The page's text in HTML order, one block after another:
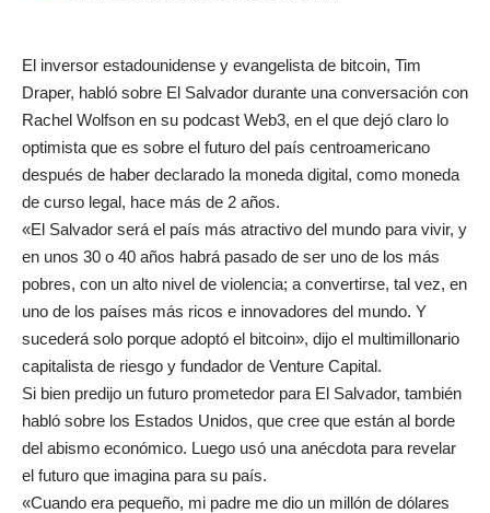
El inversor estadounidense y evangelista de bitcoin, Tim
Draper, habló sobre El Salvador durante una conversación con
Rachel Wolfson en su podcast Web3, en el que dejó claro lo
optimista que es sobre el futuro del país centroamericano
después de haber declarado la moneda digital, como moneda
de curso legal, hace más de 2 años.
«El Salvador será el país más atractivo del mundo para vivir, y
en unos 30 o 40 años habrá pasado de ser uno de los más
pobres, con un alto nivel de violencia; a convertirse, tal vez, en
uno de los países más ricos e innovadores del mundo. Y
sucederá solo porque adoptó el bitcoin», dijo el multimillonario
capitalista de riesgo y fundador de Venture Capital.
Si bien predijo un futuro prometedor para El Salvador, también
habló sobre los Estados Unidos, que cree que están al borde
del abismo económico. Luego usó una anécdota para revelar
el futuro que imagina para su país.
«Cuando era pequeño, mi padre me dio un millón de dólares